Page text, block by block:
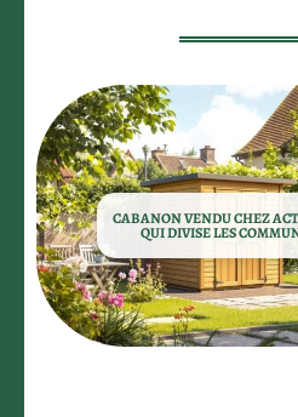
CABANON VENDU CHEZ
QUI DIVISE LES